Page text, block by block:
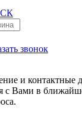
звонок
и контактные
с Вами в